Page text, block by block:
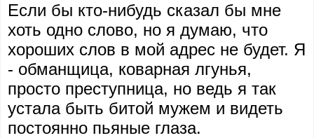
Если бы кто-нибудь сказал бы мне
хоть одно слово, но я думаю, что
хороших слов в мой адрес не будет. Я
- обманщица, коварная лгунья,
просто преступница, но ведь я так
устала быть битой мужем и видеть
постоянно пьяные глаза.